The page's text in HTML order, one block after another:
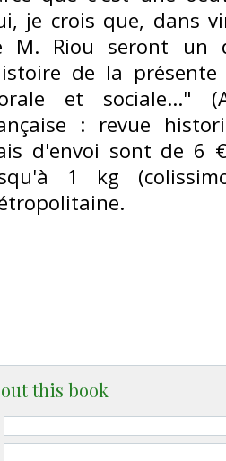
je crois que, dans
M. Riou seront un
de la
et sociale..."
: revue
d'envoi sont de 6
1 kg
this book